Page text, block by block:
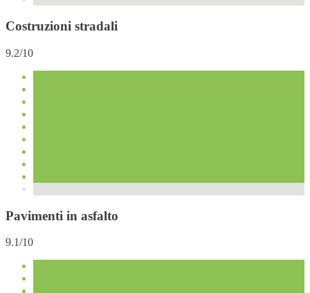
Costruzioni stradali
9.2/10
Pavimenti in asfalto
9.1/10